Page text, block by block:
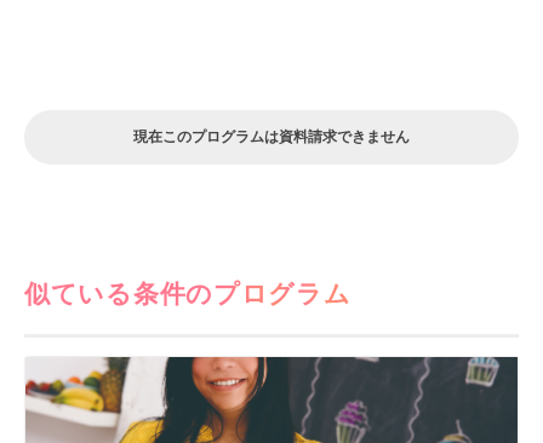
現在このプログラムは資料請求できません
似ている条件のプログラム